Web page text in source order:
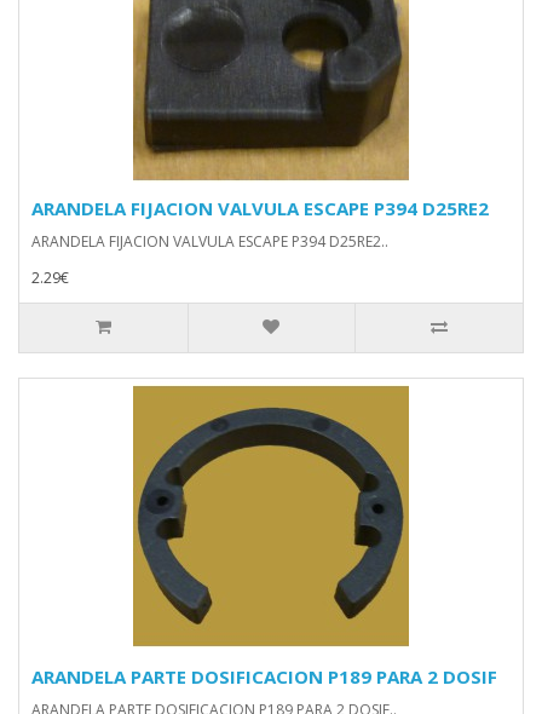
ARANDELA FIJACION VALVULA ESCAPE P394 D25RE2
ARANDELA FIJACION VALVULA ESCAPE P394 D25RE2..
2.29€
ARANDELA PARTE DOSIFICACION P189 PARA 2 DOSIF
ARANDELA PARTE DOSIFICACION P189 PARA 2 DOSIF..